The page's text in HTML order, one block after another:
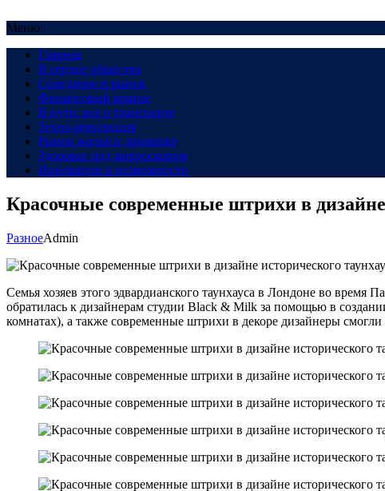
Меню
Главная
В сердце общества
Созидание и рынок
Финансовый компас
В пути: все о транспорте
Техно-революция
Рынок жилья в динамике
Здоровье под микроскопом
Инновации и возможности
Красочные современные штрихи в
РазноеAdmin
Семья хозяев этого эдвардианского таунхауса в Лондоне во
обратилась к дизайнерам студии Black & Milk за помощью в
комнатах), а также современные штрихи в декоре дизайнеры